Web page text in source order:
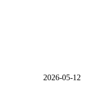
2026-05-12